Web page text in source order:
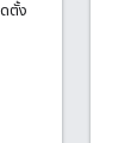
ตั้ง